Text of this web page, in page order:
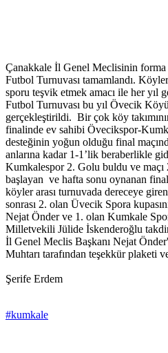
Çanakkale İl Genel Meclisinin
Futbol Turnuvası tamamlandı.
sporu teşvik etmek amacı ile her yıl
Futbol Turnuvası bu yıl Övecik
gerçekleştirildi. Bir çok köy
finalinde ev sahibi Övecikspor-
desteğinin yoğun olduğu final
anlarına kadar 1-1’lik beraberlikle
Kumkalespor 2. Golu buldu ve maçı
başlayan ve hafta sonu oynanan final
köyler arası turnuvada dereceye
sonrası 2. olan Üvecik Spora
Nejat Önder ve 1. olan Kumkale
Milletvekili Jülide İskenderoğlu
İl Genel Meclis Başkanı Nejat
Muhtarı tarafından teşekkür plaketi
Şerife Erdem
#kumkale